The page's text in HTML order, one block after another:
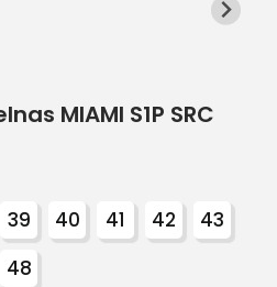
MIAMI S1P SRC
39 40 41 42
43
48